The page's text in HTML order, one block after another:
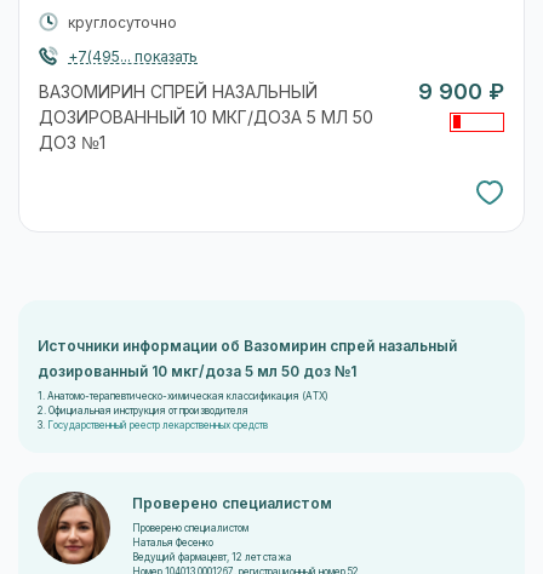
круглосуточно
+7(495... показать
ВАЗОМИРИН СПРЕЙ НАЗАЛЬНЫЙ
ДОЗИРОВАННЫЙ 10 МКГ/ДОЗА 5 МЛ 50
ДОЗ №1
9 900 ₽
Источники информации об Вазомирин спрей назальный
дозированный 10 мкг/доза 5 мл 50 доз №1
1. Анатомо-терапевтическо-химическая классификация (ATX)
2. Официальная инструкция от производителя
3.
Государственный реестр лекарственных средств
Проверено специалистом
Проверено специалистом
Наталья Фесенко
Ведущий фармацевт, 12 лет стажа